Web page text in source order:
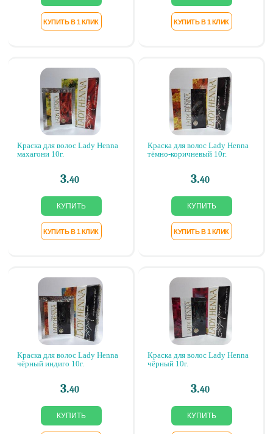
Краска для волос Lady Henna
махагони 10г.
3.40
Краска для волос Lady Henna
тёмно-коричневый 10г.
3.40
Краска для волос Lady Henna
чёрный индиго 10г.
3.40
Краска для волос Lady Henna
чёрный 10г.
3.40